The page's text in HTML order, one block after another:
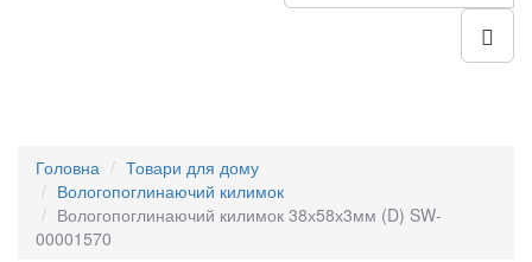
Головна
Товари для дому
Вологопоглинаючий килимок
Вологопоглинаючий килимок 38х58х3мм (D) SW-
00001570